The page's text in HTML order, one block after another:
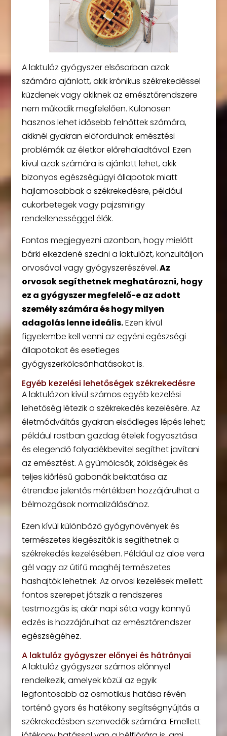
A laktulóz gyógyszer elsősorban azok
számára ajánlott, akik krónikus székrekedéssel
küzdenek vagy akiknek az emésztőrendszere
nem működik megfelelően. Különösen
hasznos lehet idősebb felnőttek számára,
akiknél gyakran előfordulnak emésztési
problémák az életkor előrehaladtával. Ezen
kívül azok számára is ajánlott lehet, akik
bizonyos egészségügyi állapotok miatt
hajlamosabbak a székrekedésre, például
cukorbetegek vagy pajzsmirigy
rendellenességgel élők.
Fontos megjegyezni azonban, hogy mielőtt
bárki elkezdené szedni a laktulózt, konzultáljon
orvosával vagy gyógyszerészével.Az
orvosok segíthetnek meghatározni, hogy
ez a gyógyszer megfelelő-e az adott
személy számára és hogy milyen
adagolás lenne ideális.Ezen kívül
figyelembe kell venni az egyéni egészségi
állapotokat és esetleges
gyógyszerkölcsönhatásokat is.
Egyéb kezelési lehetőségek székrekedésre
A laktulózon kívül számos egyéb kezelési
lehetőség létezik a székrekedés kezelésére. Az
életmódváltás gyakran elsődleges lépés lehet;
például rostban gazdag ételek fogyasztása
és elegendő folyadékbevitel segíthet javítani
az emésztést. A gyümölcsök, zöldségek és
teljes kiőrlésű gabonák beiktatása az
étrendbe jelentős mértékben hozzájárulhat a
bélmozgások normalizálásához.
Ezen kívül különböző gyógynövények és
természetes kiegészítők is segíthetnek a
székrekedés kezelésében. Például az aloe vera
gél vagy az útifű maghéj természetes
hashajtók lehetnek. Az orvosi kezelések mellett
fontos szerepet játszik a rendszeres
testmozgás is; akár napi séta vagy könnyű
edzés is hozzájárulhat az emésztőrendszer
egészségéhez.
A laktulóz gyógyszer előnyei és hátrányai
A laktulóz gyógyszer számos előnnyel
rendelkezik, amelyek közül az egyik
legfontosabb az osmotikus hatása révén
történő gyors és hatékony segítségnyújtás a
székrekedésben szenvedők számára. Emellett